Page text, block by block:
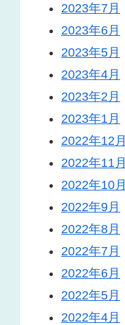
2023年7月
2023年6月
2023年5月
2023年4月
2023年2月
2023年1月
2022年12月
2022年11月
2022年10月
2022年9月
2022年8月
2022年7月
2022年6月
2022年5月
2022年4月